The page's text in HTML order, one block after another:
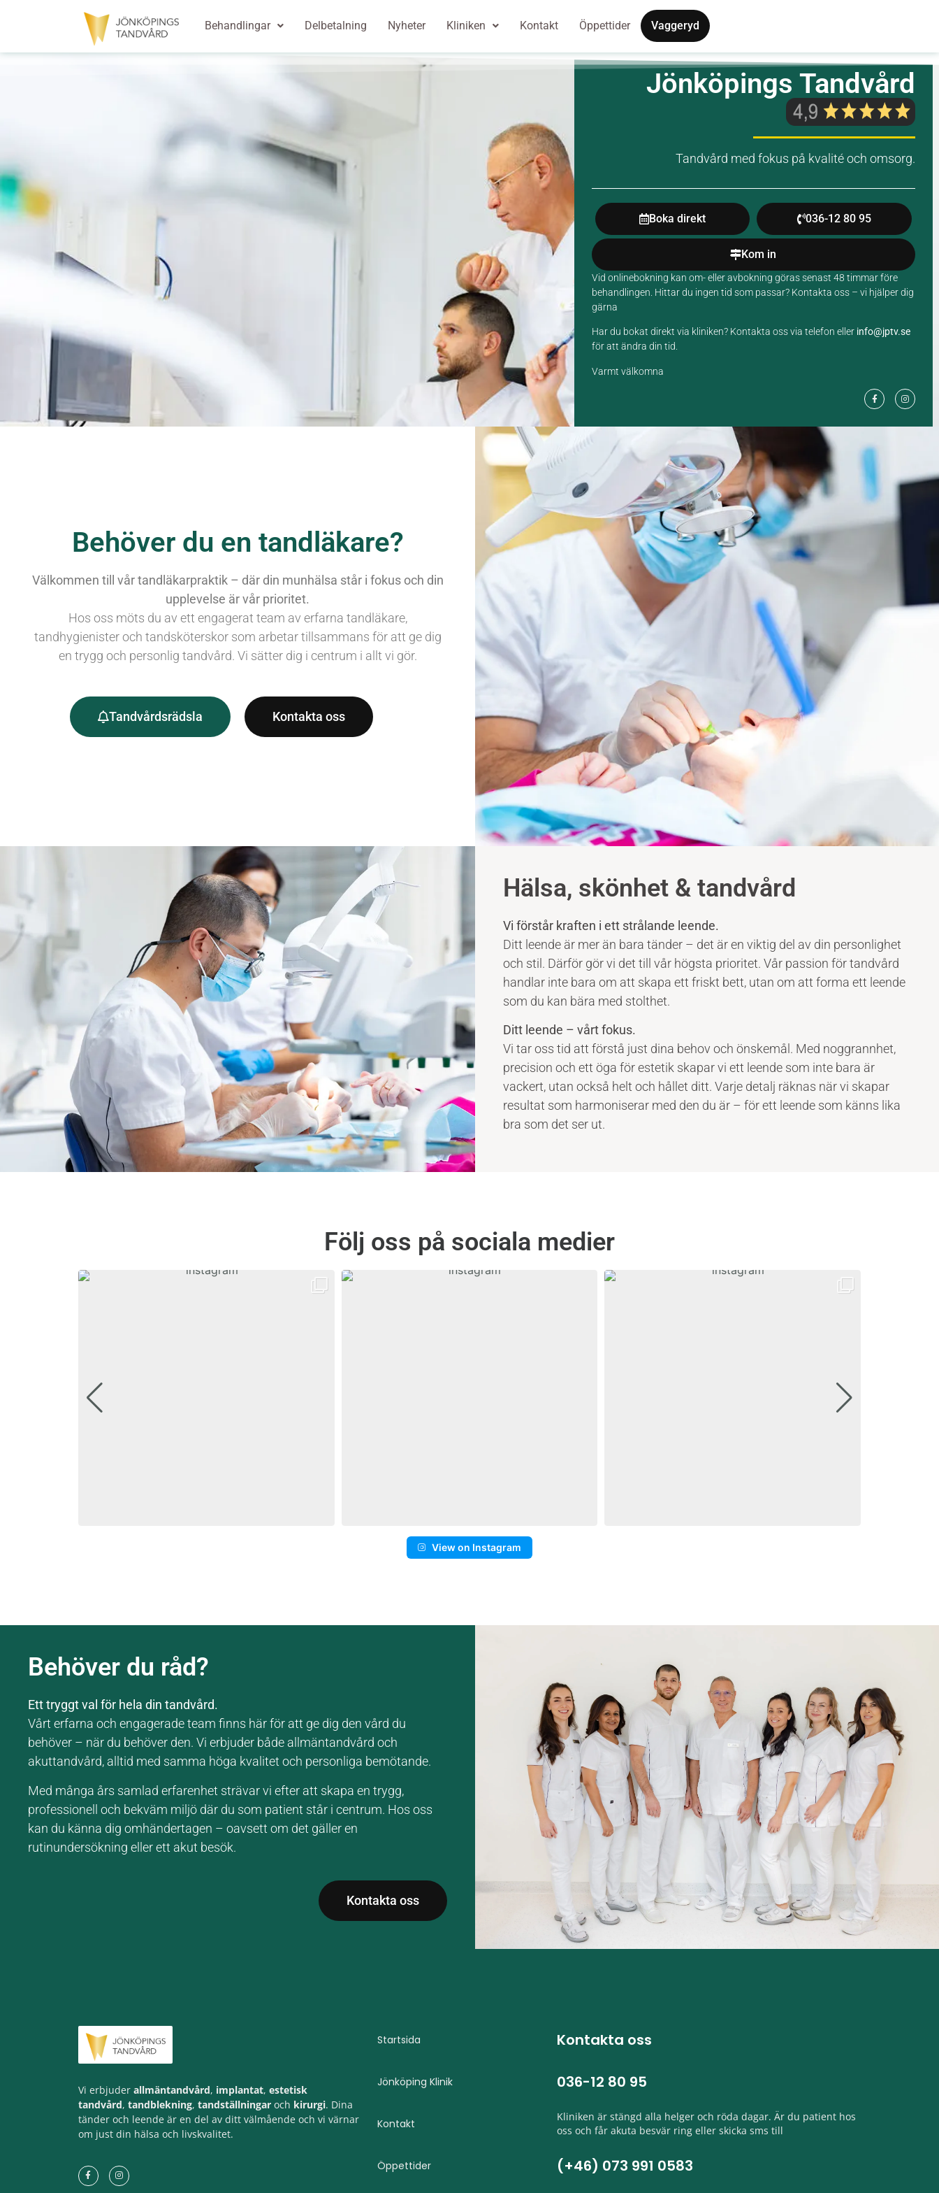
Behandlingar Delbetalning Nyheter Kliniken Kontakt Öppettider Vaggeryd
Jönköpings Tandvård
Tandvård med fokus på kvalité och omsorg.
Boka direkt 036-12 80 95
Kom in
Vid onlinebokning kan om- eller avbokning göras senast 48 timmar före
behandlingen. Hittar du ingen tid som passar? Kontakta oss – vi hjälper dig
gärna
Har du bokat direkt via kliniken? Kontakta oss via telefon eller info@jptv.se
för att ändra din tid.
Varmt välkomna
Behöver du en tandläkare?
Välkommen till vår tandläkarpraktik – där din munhälsa står i fokus och din
upplevelse är vår prioritet.
Hos oss möts du av ett engagerat team av erfarna tandläkare,
tandhygienister och tandsköterskor som arbetar tillsammans för att ge dig
en trygg och personlig tandvård. Vi sätter dig i centrum i allt vi gör.
Tandvårdsrädsla Kontakta oss
Hälsa, skönhet & tandvård
Vi förstår kraften i ett strålande leende.
Ditt leende är mer än bara tänder – det är en viktig del av din personlighet
och stil. Därför gör vi det till vår högsta prioritet. Vår passion för tandvård
handlar inte bara om att skapa ett friskt bett, utan om att forma ett leende
som du kan bära med stolthet.
Ditt leende – vårt fokus.
Vi tar oss tid att förstå just dina behov och önskemål. Med noggrannhet,
precision och ett öga för estetik skapar vi ett leende som inte bara är
vackert, utan också helt och hållet ditt. Varje detalj räknas när vi skapar
resultat som harmoniserar med den du är – för ett leende som känns lika
bra som det ser ut.
Följ oss på sociala medier
View on Instagram
Behöver du råd?
Ett tryggt val för hela din tandvård.
Vårt erfarna och engagerade team finns här för att ge dig den vård du
behöver – när du behöver den. Vi erbjuder både allmäntandvård och
akuttandvård, alltid med samma höga kvalitet och personliga bemötande.
Med många års samlad erfarenhet strävar vi efter att skapa en trygg,
professionell och bekväm miljö där du som patient står i centrum. Hos oss
kan du känna dig omhändertagen – oavsett om det gäller en
rutinundersökning eller ett akut besök.
Kontakta oss
Vi erbjuder allmäntandvård, implantat, estetisk
tandvård, tandblekning, tandställningar och kirurgi. Dina
tänder och leende är en del av ditt välmående och vi värnar
om just din hälsa och livskvalitet.
Startsida
Jönköping Klinik
Kontakt
Öppettider
Kontakta oss
036-12 80 95
Kliniken är stängd alla helger och röda dagar. Är du patient hos
oss och får akuta besvär ring eller skicka sms till
(+46) 073 991 0583